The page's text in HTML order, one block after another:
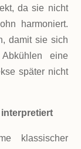
da sie nicht
harmoniert.
damit sie sich
eine
später nicht
klassischer